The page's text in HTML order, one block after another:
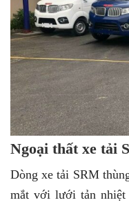
Ngoại thất xe tải
Dòng xe tải SRM
mắt với lưới tản nhiệt